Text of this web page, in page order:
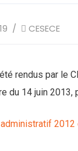
CESECE
rendus par le
du 14 juin 2013,